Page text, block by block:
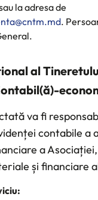
la adresa de
.
al
va fi
contabile a
a
și financiare